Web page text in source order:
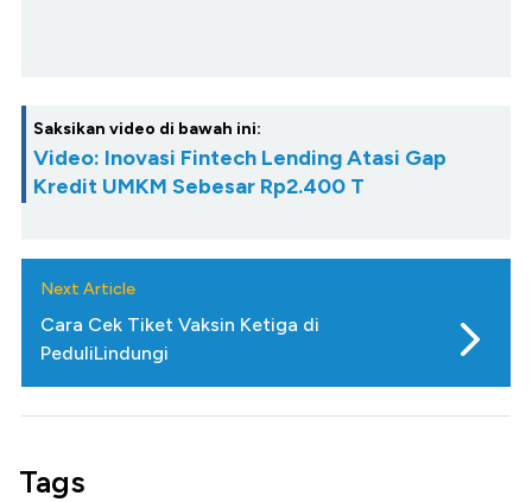
Saksikan video di bawah ini:
Video: Inovasi Fintech Lending Atasi Gap
Kredit UMKM Sebesar Rp2.400 T
Next Article
Cara Cek Tiket Vaksin Ketiga di
PeduliLindungi
Tags